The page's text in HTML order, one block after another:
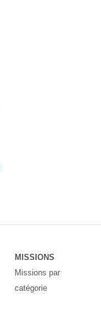
MISSIONS
Missions par
catégorie